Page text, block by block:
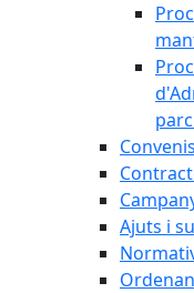
Convenis
Ajuts i